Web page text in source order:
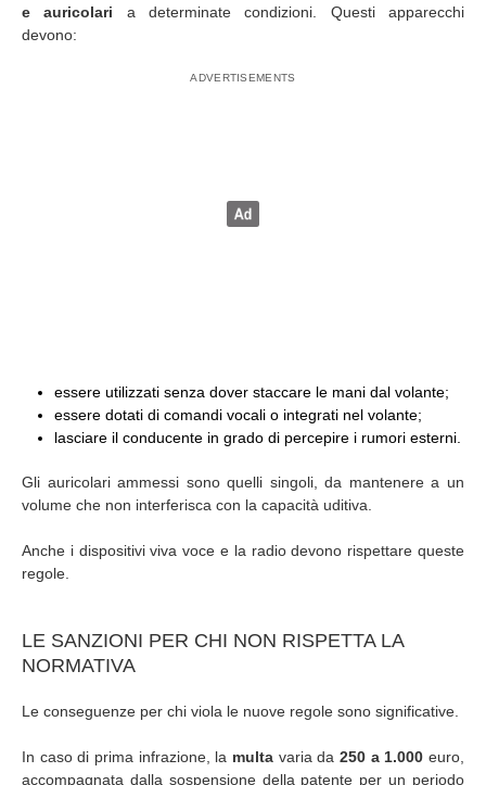
e auricolari a determinate condizioni. Questi apparecchi
devono:
essere utilizzati senza dover staccare le mani dal volante;
essere dotati di comandi vocali o integrati nel volante;
lasciare il conducente in grado di percepire i rumori esterni.
Gli auricolari ammessi sono quelli singoli, da mantenere a un
volume che non interferisca con la capacità uditiva.
Anche i dispositivi viva voce e la radio devono rispettare queste
regole.
LE SANZIONI PER CHI NON RISPETTA LA
NORMATIVA
Le conseguenze per chi viola le nuove regole sono significative.
In caso di prima infrazione, la multa varia da 250 a 1.000 euro,
accompagnata dalla sospensione della patente per un periodo